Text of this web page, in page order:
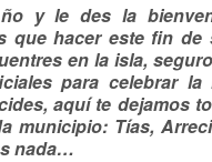
y le des la
que hacer este fin
en la isla,
para celebrar
aquí te dejamos
municipio: Tías,
nada…